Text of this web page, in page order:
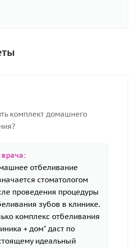
комплект домашнего
врача:
отбеливание
стоматологом
проведения процедуры
зубов в клинике.
комплекс отбеливания
+ дом" даст по
идеальный